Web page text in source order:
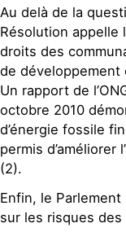
Au delà de la
Résolution appelle
droits des
de développement
Un rapport de
octobre 2010
d’énergie fossile
permis d’améliorer
(2).
Enfin, le
sur les risques